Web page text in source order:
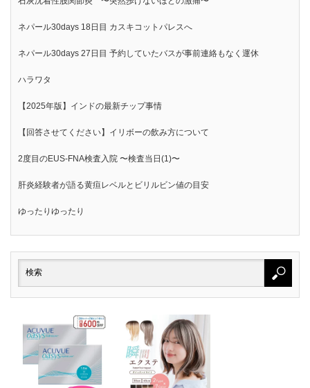
ネパール30days 18日目 カスキコットパレスへ
ネパール30days 27日目 予約していたバスが事前連絡もなく運休
ハラワタ
【2025年版】インドの最新チップ事情
【回答させてください】イリボーの飲み方について
2度目のEUS-FNA検査入院 〜検査当日(1)〜
肝炎経験者が語る黄疸レベルとビリルビン値の目安
ゆったりゆったり